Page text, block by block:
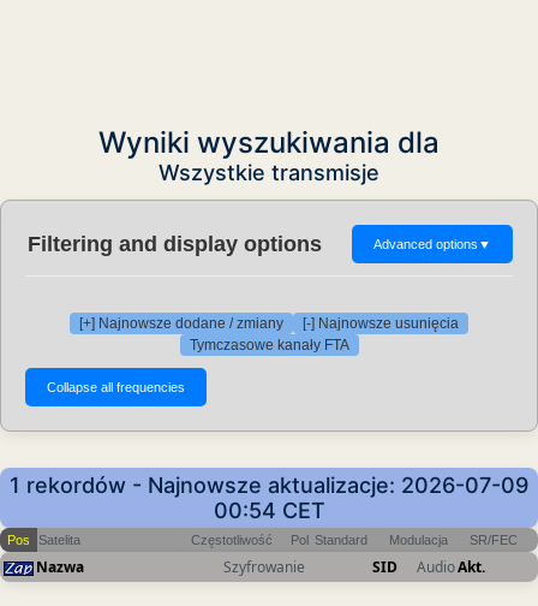
Wyniki wyszukiwania dla
Wszystkie transmisje
Filtering and display options Advanced options ▼
[+] Najnowsze dodane / zmiany
[-] Najnowsze usunięcia
Tymczasowe kanały FTA
1 rekordów - Najnowsze aktualizacje: 2026-07-09
00:54 CET
Pos Satelita Częstotliwość Pol Standard Modulacja SR/FEC
Nazwa Szyfrowanie SID AudioAkt.